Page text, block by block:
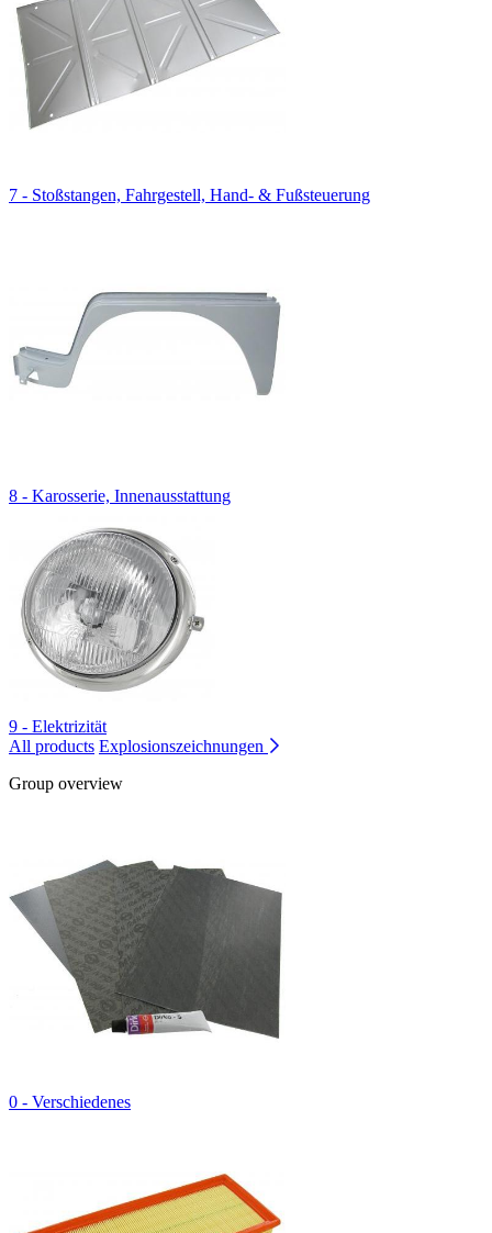
7 - Stoßstangen, Fahrgestell, Hand- & Fußsteuerung
8 - Karosserie, Innenausstattung
9 - Elektrizität
All products Explosionszeichnungen
Group overview
0 - Verschiedenes